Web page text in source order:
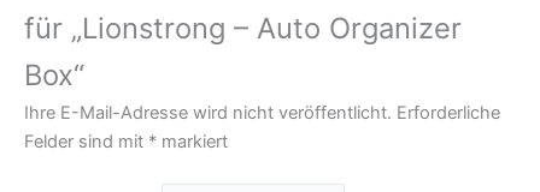
für „Lionstrong – Auto Organizer
Box“
Ihre E-Mail-Adresse wird nicht veröffentlicht. Erforderliche
Felder sind mit * markiert